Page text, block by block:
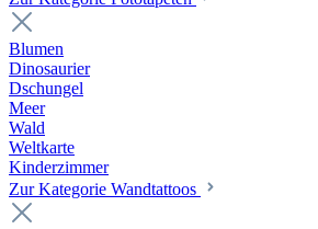
Blumen
Dinosaurier
Dschungel
Meer
Wald
Weltkarte
Kinderzimmer
Zur Kategorie Wandtattoos